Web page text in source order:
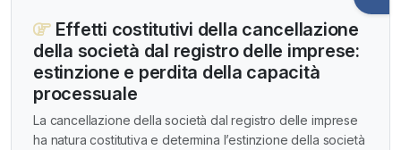
Effetti costitutivi della cancellazione
della società dal registro delle imprese:
estinzione e perdita della capacità
processuale
La cancellazione della società dal registro delle imprese
ha natura costitutiva e determina l’estinzione della società